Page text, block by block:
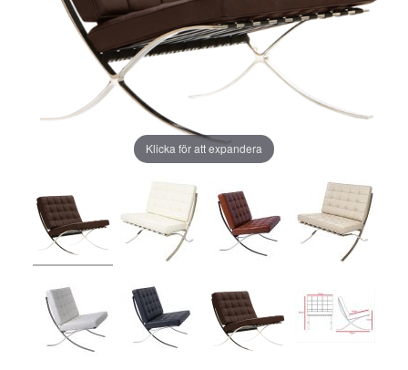
Klicka för att expandera